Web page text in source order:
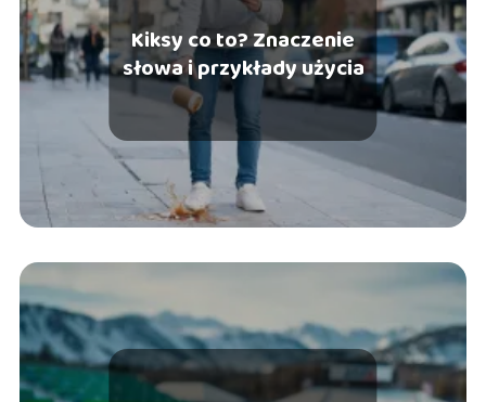
Kiksy co to? Znaczenie
słowa i przykłady użycia